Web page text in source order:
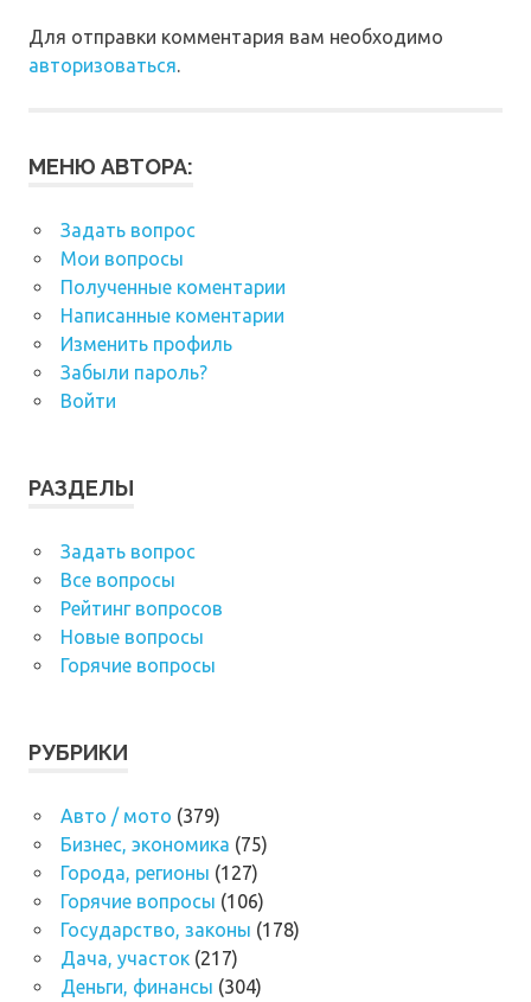
Для отправки комментария вам необходимо
авторизоваться.
МЕНЮ АВТОРА:
Задать вопрос
Мои вопросы
Полученные коментарии
Написанные коментарии
Изменить профиль
Забыли пароль?
Войти
РАЗДЕЛЫ
Задать вопрос
Все вопросы
Рейтинг вопросов
Новые вопросы
Горячие вопросы
РУБРИКИ
Авто / мото (379)
Бизнес, экономика (75)
Города, регионы (127)
Горячие вопросы (106)
Государство, законы (178)
Дача, участок(217)
Деньги, финансы (304)